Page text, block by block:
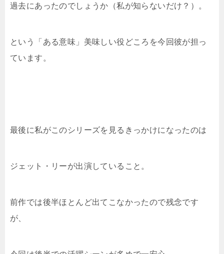
過去にあったのでしょうか（私が知らないだけ？）。
という「ある意味」美味しい役どころを今回彼が担っ
ています。
最後に私がこのシリーズを見るきっかけになったのは
ジェット・リーが出演していること。
前作では後半ほとんど出てこなかったので残念です
が、